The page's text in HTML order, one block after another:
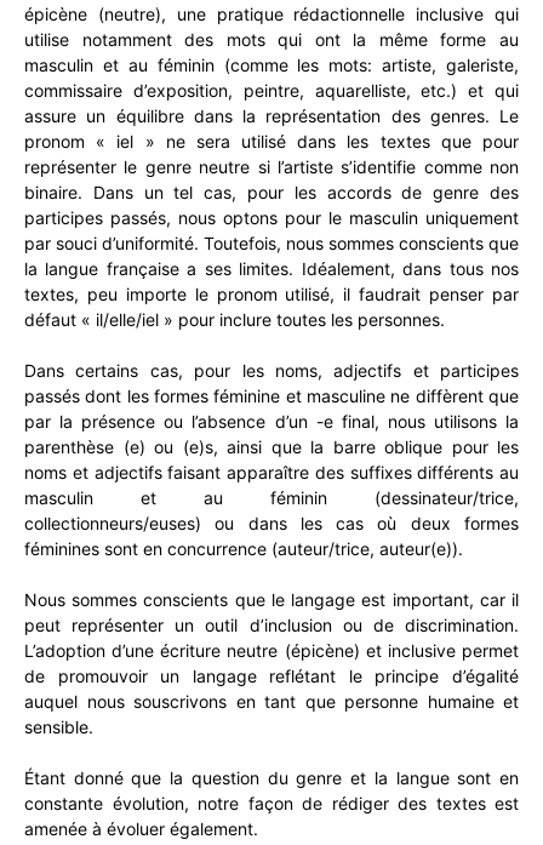
épicène (neutre), une pratique rédactionnelle inclusive qui
utilise notamment des mots qui ont la même forme au
masculin et au féminin (comme les mots: artiste, galeriste,
commissaire d’exposition, peintre, aquarelliste, etc.) et qui
assure un équilibre dans la représentation des genres. Le
pronom « iel » ne sera utilisé dans les textes que pour
représenter le genre neutre si l’artiste s’identifie comme non
binaire. Dans un tel cas, pour les accords de genre des
participes passés, nous optons pour le masculin uniquement
par souci d’uniformité. Toutefois, nous sommes conscients que
la langue française a ses limites. Idéalement, dans tous nos
textes, peu importe le pronom utilisé, il faudrait penser par
défaut « il/elle/iel » pour inclure toutes les personnes.
Dans certains cas, pour les noms, adjectifs et participes
passés dont les formes féminine et masculine ne diffèrent que
par la présence ou l’absence d’un -e final, nous utilisons la
parenthèse (e) ou (e)s, ainsi que la barre oblique pour les
noms et adjectifs faisant apparaître des suffixes différents au
masculin et au féminin (dessinateur/trice,
collectionneurs/euses) ou dans les cas où deux formes
féminines sont en concurrence (auteur/trice, auteur(e)).
Nous sommes conscients que le langage est important, car il
peut représenter un outil d’inclusion ou de discrimination.
L’adoption d’une écriture neutre (épicène) et inclusive permet
de promouvoir un langage reflétant le principe d’égalité
auquel nous souscrivons en tant que personne humaine et
sensible.
Étant donné que la question du genre et la langue sont en
constante évolution, notre façon de rédiger des textes est
amenée à évoluer également.